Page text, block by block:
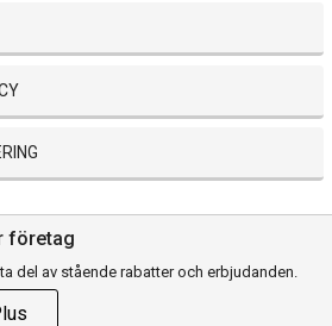
företag
del av stående rabatter och erbjudanden.